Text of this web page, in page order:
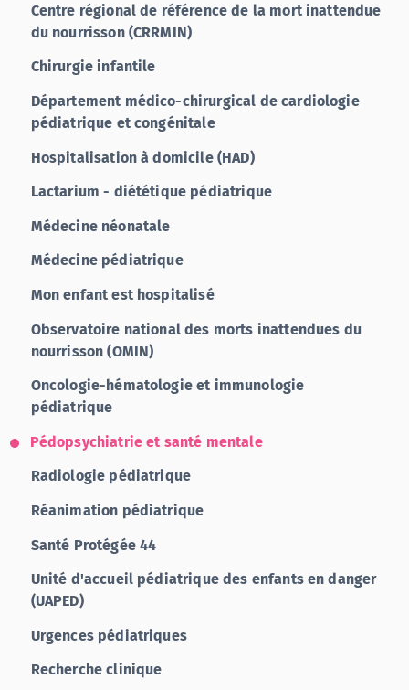
Centre régional de référence de la mort inattendue
du nourrisson (CRRMIN)
Chirurgie infantile
Département médico-chirurgical de cardiologie
pédiatrique et congénitale
Hospitalisation à domicile (HAD)
Lactarium - diététique pédiatrique
Médecine néonatale
Médecine pédiatrique
Mon enfant est hospitalisé
Observatoire national des morts inattendues du
nourrisson (OMIN)
Oncologie-hématologie et immunologie
pédiatrique
Pédopsychiatrie et santé mentale
Radiologie pédiatrique
Réanimation pédiatrique
Santé Protégée 44
Unité d'accueil pédiatrique des enfants en danger
(UAPED)
Urgences pédiatriques
Recherche clinique